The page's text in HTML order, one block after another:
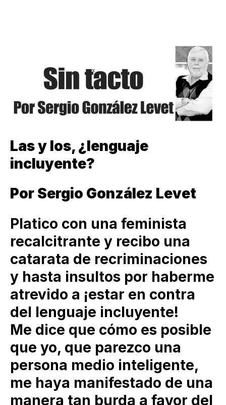
Las y los, ¿lenguaje
incluyente?
Por Sergio González Levet
Platico con una feminista
recalcitrante y recibo una
catarata de recriminaciones
y hasta insultos por haberme
atrevido a ¡estar en contra
del lenguaje incluyente!
Me dice que cómo es posible
que yo, que parezco una
persona medio inteligente,
me haya manifestado de una
manera tan burda a favor del